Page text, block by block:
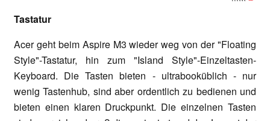
Tastatur
Acer geht beim Aspire M3 wieder weg von der "Floating
Style"-Tastatur, hin zum "Island Style"-Einzeltasten-
Keyboard. Die Tasten bieten - ultrabooküblich - nur
wenig Tastenhub, sind aber ordentlich zu bedienen und
bieten einen klaren Druckpunkt. Die einzelnen Tasten